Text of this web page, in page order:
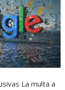
La multa a